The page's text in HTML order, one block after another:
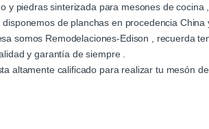
y piedras sinterizada para mesones de
de planchas en procedencia
somos Remodelaciones-Edison , recuerda
y garantía de siempre .
altamente calificado para realizar tu mesón